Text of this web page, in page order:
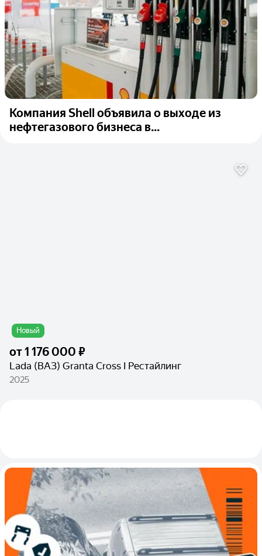
Компания Shell объявила о выходе из
нефтегазового бизнеса в...
Новый
от1 176 000 ₽
Lada (ВАЗ) Granta Cross I Рестайлинг
2025